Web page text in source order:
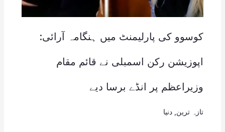
کوسوو کی پارلیمنٹ میں ہنگامہ آرائی:
اپوزیشن رکن اسمبلی نے قائم مقام
وزیراعظم پر انڈے برسا دیے
تازہ ترین دنیا